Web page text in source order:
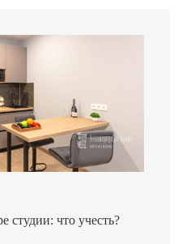
студии: что учесть?